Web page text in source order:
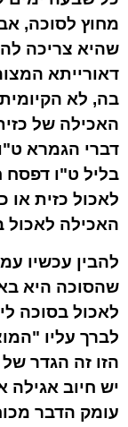
מחוץ לסוכה,
שהיא צריכה
דאורייתא
בה, לא
האכילה של
דברי הגמרא
בליל ט"ו דפסח
לאכול כזית או
האכילה לאכול
להבין עכשיו
שהסוכה היא
לאכול בסוכה
לברך עליו
הזו זה הגדר
יש חיוב
עומק הדבר